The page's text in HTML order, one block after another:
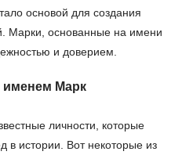
основой для создания
Марки, основанные на имени
и доверием.
именем Марк
личности, которые
в истории. Вот некоторые из